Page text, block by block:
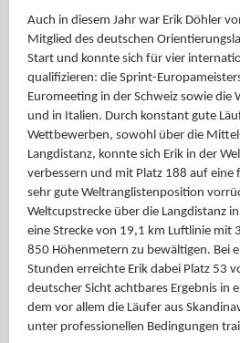
Auch in diesem Jahr war Erik Döhler
Mitglied des deutschen
Start und konnte sich für vier
qualifizieren: die Sprint-
Euromeeting in der Schweiz sowie die
und in Italien. Durch konstant gute
Wettbewerben, sowohl über die
Langdistanz, konnte sich Erik in der
verbessern und mit Platz 188 auf eine
sehr gute Weltranglistenposition
Weltcupstrecke über die Langdistanz
eine Strecke von 19,1 km Luftlinie mit
850 Höhenmetern zu bewältigen. Bei
Stunden erreichte Erik dabei Platz 53
deutscher Sicht achtbares Ergebnis in
dem vor allem die Läufer aus
unter professionellen Bedingungen